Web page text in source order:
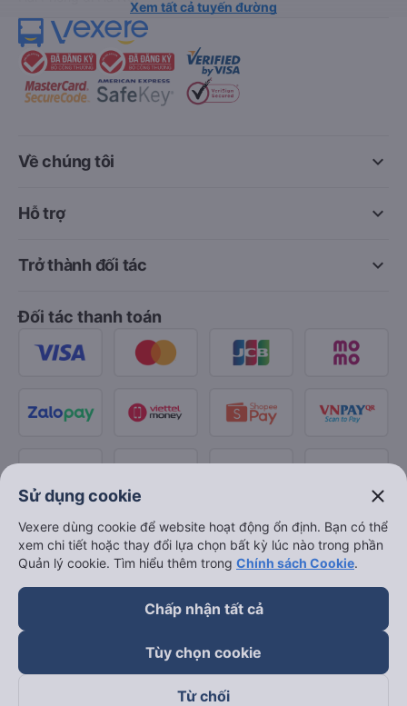
Xem tất cả tuyến đường
keyboard_arrow_down
Về chúng tôi
keyboard_arrow_down
Hỗ trợ
keyboard_arrow_down
Trở thành đối tác
Đối tác thanh toán
Sử dụng cookie close
Vexere dùng cookie để website hoạt động ổn định. Bạn có thể
xem chi tiết hoặc thay đổi lựa chọn bất kỳ lúc nào trong phần
Quản lý cookie. Tìm hiểu thêm trong Chính sách Cookie.
Chấp nhận tất cả
Tùy chọn cookie
Từ chối